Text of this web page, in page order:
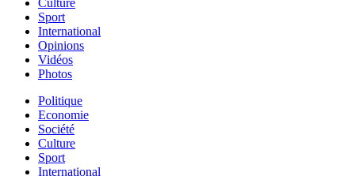
Culture
Sport
International
Opinions
Vidéos
Photos
Politique
Economie
Société
Culture
Sport
International